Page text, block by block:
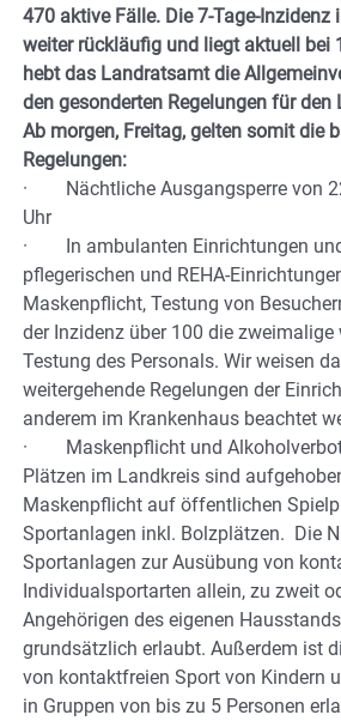
470 aktive Fälle. Die 7-Tage-Inzidenz
weiter rückläufig und liegt aktuell bei
hebt das Landratsamt die
den gesonderten Regelungen für den
Ab morgen, Freitag, gelten somit die
Regelungen:
· Nächtliche Ausgangsperre von
Uhr
· In ambulanten Einrichtungen
pflegerischen und REHA-
Maskenpflicht, Testung von
der Inzidenz über 100 die
Testung des Personals. Wir weisen
weitergehende Regelungen der
anderem im Krankenhaus beachtet
· Maskenpflicht und
Plätzen im Landkreis sind
Maskenpflicht auf öffentlichen
Sportanlagen inkl. Bolzplätzen. Die
Sportanlagen zur Ausübung von
Individualsportarten allein, zu zweit
Angehörigen des eigenen
grundsätzlich erlaubt. Außerdem ist
von kontaktfreien Sport von Kindern
in Gruppen von bis zu 5 Personen